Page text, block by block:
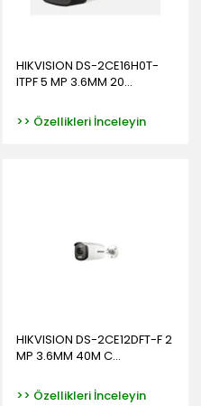
HIKVISION DS-2CE16H0T-
ITPF 5 MP 3.6MM 20...
>> Özellikleri İnceleyin
HIKVISION DS-2CE12DFT-F 2
MP 3.6MM 40M C...
>> Özellikleri İnceleyin